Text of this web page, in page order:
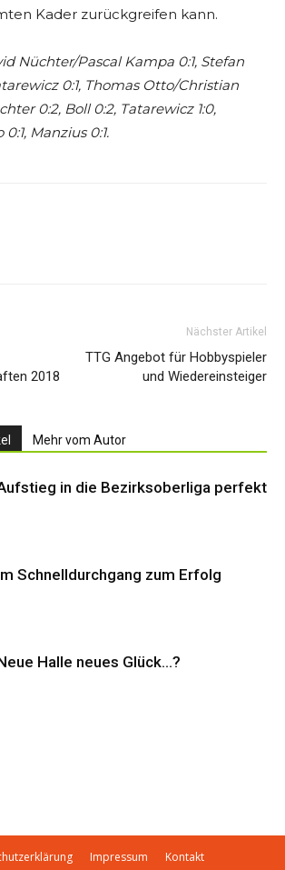
Kader zurückgreifen kann.
Nüchter/Pascal Kampa 0:1, Stefan
0:1, Thomas Otto/Christian
0:2, Boll 0:2, Tatarewicz 1:0,
Manzius 0:1.
2018
Nächster Artikel
TTG Angebot für Hobbyspieler
und Wiedereinsteiger
Mehr vom Autor
in die Bezirksoberliga perfekt
Schnelldurchgang zum Erfolg
Halle neues Glück…?
Impressum Kontakt